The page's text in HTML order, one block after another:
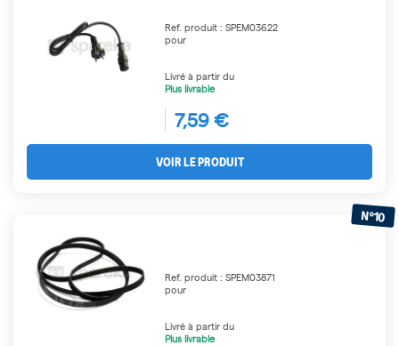
Ref. produit : SPEM03622
pour
Livré à partir du
Plus livrable
7,59 €
VOIR LE PRODUIT
N°10
Ref. produit : SPEM03871
pour
Livré à partir du
Plus livrable